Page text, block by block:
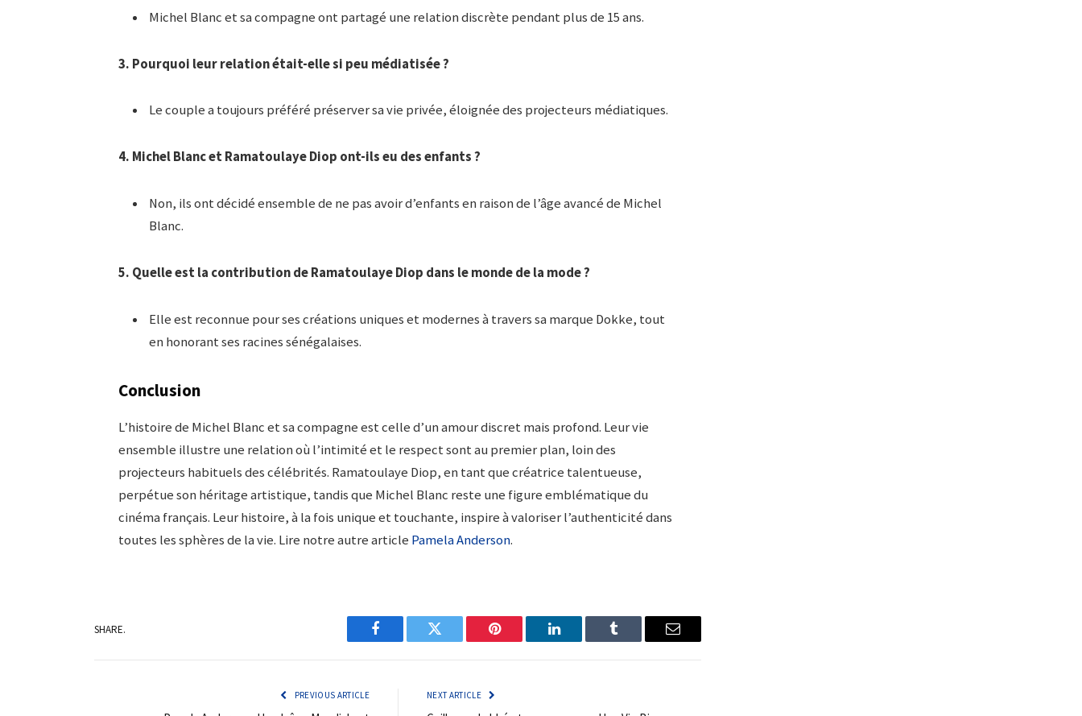
Michel Blanc et sa compagne ont partagé une relation discrète pendant plus de 15 ans.
3. Pourquoi leur relation était-elle si peu médiatisée ?
Le couple a toujours préféré préserver sa vie privée, éloignée des projecteurs médiatiques.
4. Michel Blanc et Ramatoulaye Diop ont-ils eu des enfants ?
Non, ils ont décidé ensemble de ne pas avoir d’enfants en raison de l’âge avancé de Michel
Blanc.
5. Quelle est la contribution de Ramatoulaye Diop dans le monde de la mode ?
Elle est reconnue pour ses créations uniques et modernes à travers sa marque Dokke, tout
en honorant ses racines sénégalaises.
Conclusion
L’histoire de Michel Blanc et sa compagne est celle d’un amour discret mais profond. Leur vie
ensemble illustre une relation où l’intimité et le respect sont au premier plan, loin des
projecteurs habituels des célébrités. Ramatoulaye Diop, en tant que créatrice talentueuse,
perpétue son héritage artistique, tandis que Michel Blanc reste une figure emblématique du
cinéma français. Leur histoire, à la fois unique et touchante, inspire à valoriser l’authenticité dans
toutes les sphères de la vie. Lire notre autre article Pamela Anderson.
SHARE.
Facebook Twitter Pinterest LinkedIn Tumblr Email
PREVIOUS ARTICLE NEXT ARTICLE